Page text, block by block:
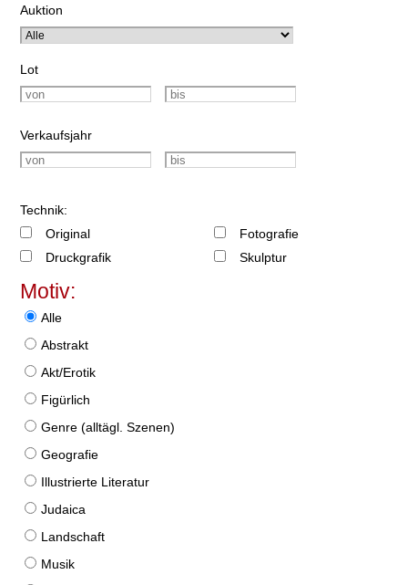
Auktion
Lot
Verkaufsjahr
Technik:
Original
Druckgrafik
Fotografie
Skulptur
Motiv:
Alle
Abstrakt
Akt/Erotik
Figürlich
Genre (alltägl. Szenen)
Geografie
Illustrierte Literatur
Judaica
Landschaft
Musik